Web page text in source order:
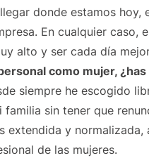
donde estamos
En cualquier
alto y ser cada día
como mujer,
siempre he escogido
sin tener que
extendida y
de las mujeres.